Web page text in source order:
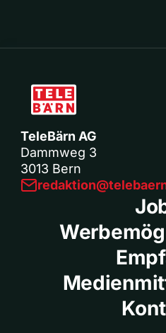
TeleBärn AG
Dammweg 3
3013 Bern